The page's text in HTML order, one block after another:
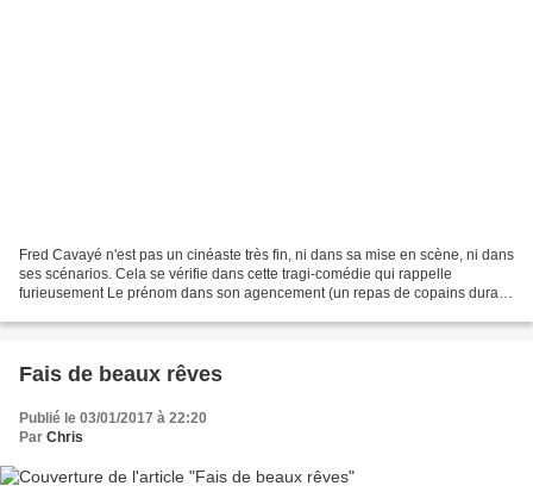
Fred Cavayé n'est pas un cinéaste très fin, ni dans sa mise en scène, ni dans
ses scénarios. Cela se vérifie dans cette tragi-comédie qui rappelle
furieusement Le prénom dans son agencement (un repas de copains durant
Fais de beaux rêves
Publié le 03/01/2017 à 22:20
Par Chris